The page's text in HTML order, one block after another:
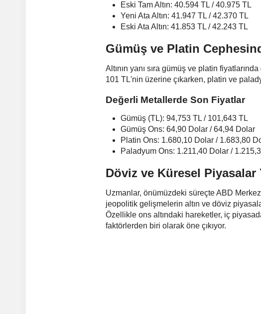
Eski Tam Altın: 40.594 TL / 40.975 TL
Yeni Ata Altın: 41.947 TL / 42.370 TL
Eski Ata Altın: 41.853 TL / 42.243 TL
Gümüş ve Platin
Altının yanı sıra gümüş ve platin
101 TL'nin üzerine çıkarken, platin ve
Değerli Metallerde Son Fiyatlar
Gümüş (TL): 94,753 TL / 101,643 TL
Gümüş Ons: 64,90 Dolar / 64,94 Dolar
Platin Ons: 1.680,10 Dolar / 1.683,80
Paladyum Ons: 1.211,40 Dolar /
Döviz ve Küresel Piyasalar
Uzmanlar, önümüzdeki süreçte ABD
jeopolitik gelişmelerin altın ve döviz
Özellikle ons altındaki hareketler, iç
faktörlerden biri olarak öne çıkıyor.